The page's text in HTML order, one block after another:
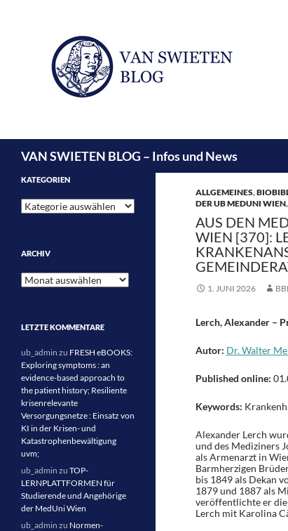
VAN SWIETEN BLOG – Infos und News
ALLGEMEINES,
DER UB MEDUNI WIEN,
AUS DEN
WIEN [370]:
1. JUNI 2026
Lerch, Alexander –
Autor: Dr. Walter
Published online:
Keywords:
Alexander Lerch
und des Mediziners
als Armenarzt in
Barmherzigen
bis 1849 als Dekan
1879 und 1887 als
veröffentlichte er die
Lerch mit Karolina
KATEGORIEN
Kategorien
ARCHIV
Archiv
LETZTE KOMMENTARE
ub_admin zu FRESH eBOOKS:
Exploring symptoms : an
evidence-based approach to
the patient history; Resiliente
krisenrelevante
Versorgungsnetze : Einsatz von
KI in der Krisen- und
Katastrophenbewältigung
uvm;
ub_admin zu TOP-
LERNPLATTFORMEN für
Studierende und Angehörige
der MedUni Wien
ub_admin zu Normen-